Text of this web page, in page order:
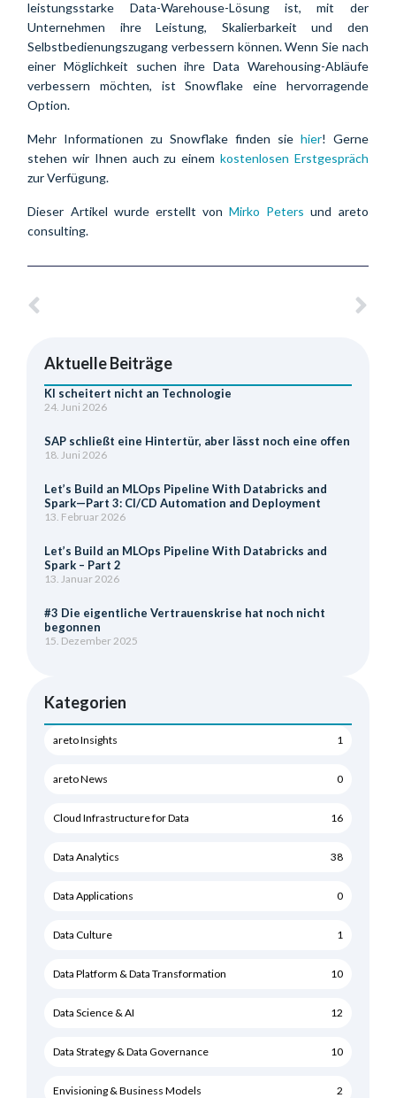
Aktuelle Beiträge
KI scheitert nicht an Technologie
24. Juni 2026
SAP schließt eine Hintertür, aber lässt noch eine offen
18. Juni 2026
Let’s Build an MLOps Pipeline With Databricks and
Spark—Part 3: CI/CD Automation and Deployment
13. Februar 2026
Let’s Build an MLOps Pipeline With Databricks and
Spark – Part 2
13. Januar 2026
#3 Die eigentliche Vertrauenskrise hat noch nicht
begonnen
15. Dezember 2025
Kategorien
areto Insights 1
areto News 0
Cloud Infrastructure for Data 16
Data Analytics 38
Data Applications 0
Data Culture 1
Data Platform & Data Transformation 10
Data Science & AI 12
Data Strategy & Data Governance 10
Envisioning & Business Models 2
leistungsstarke Data-Warehouse-Lösung ist, mit der
Unternehmen ihre Leistung, Skalierbarkeit und den
Selbstbedienungszugang verbessern können. Wenn Sie nach
einer Möglichkeit suchen ihre Data Warehousing-Abläufe
verbessern möchten, ist Snowflake eine hervorragende
Option.
Mehr Informationen zu Snowflake finden sie hier! Gerne
stehen wir Ihnen auch zu einem kostenlosen Erstgespräch
zur Verfügung.
Dieser Artikel wurde erstellt vonMirko Peters und areto
consulting.